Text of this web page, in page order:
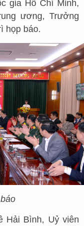
gia Hồ Chí Minh,
ương, Trưởng
họp báo.
Hải Bình, Uỷ viên